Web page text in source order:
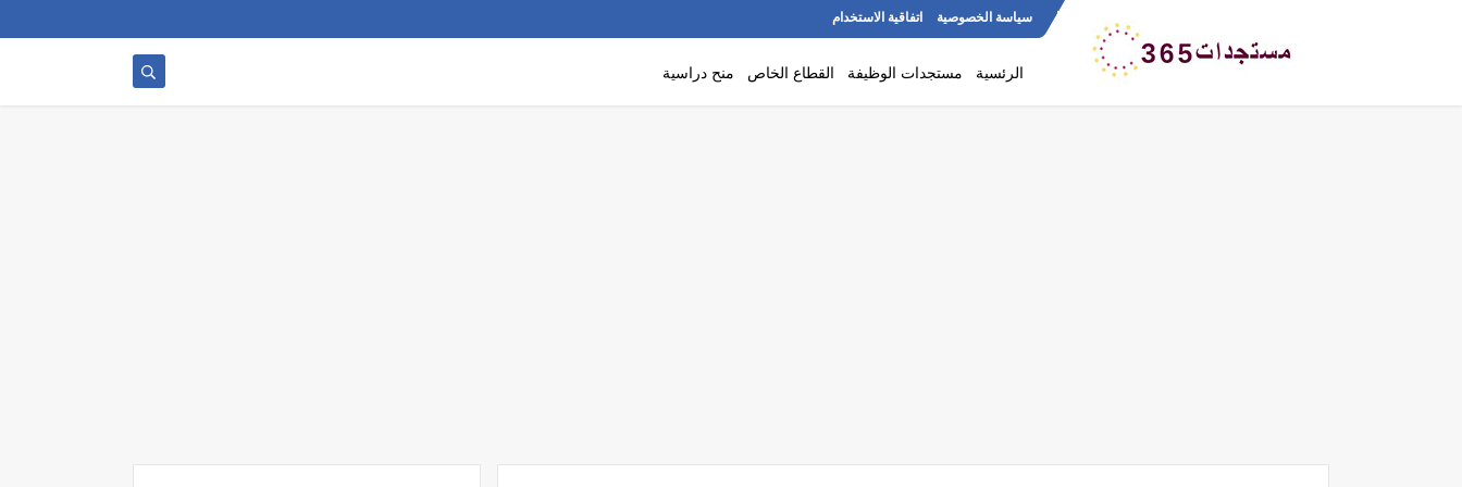
سياسة الخصوصية اتفاقية الاستخدام
الرئسية مستجدات الوظيفة القطاع الخاص منح دراسية